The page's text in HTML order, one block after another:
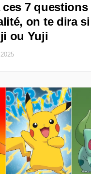
ces 7 questions
on te dira
ou Yuji